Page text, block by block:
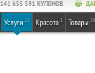
141 655 591 КУПОНОВ
Услуги 12 Красота 1 Товары 26